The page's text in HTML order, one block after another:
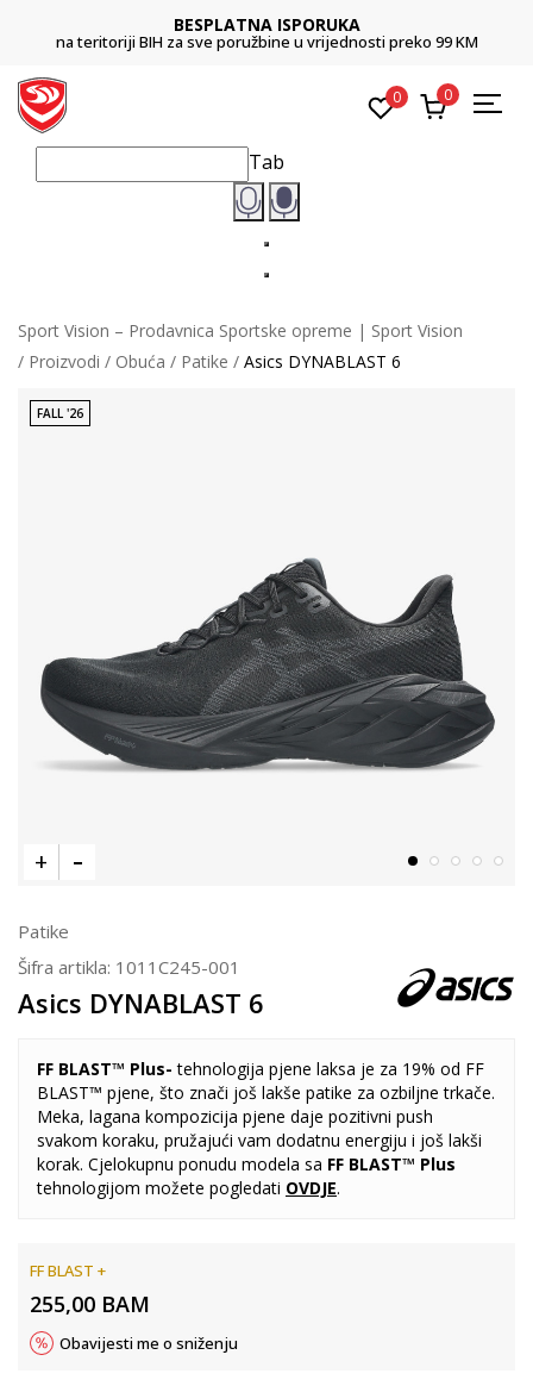
BESPLATNA ISPORUKA
na teritoriji BIH za sve poružbine u vrijednosti preko 99 KM
0 0
Tab
Sport Vision – Prodavnica Sportske opreme | Sport Vision
Proizvodi
Obuća Patike Asics DYNABLAST 6
FALL '26
Patike
Šifra artikla: 1011C245-001
Asics DYNABLAST 6
FF BLAST™ Plus- tehnologija pjene laksa je za 19% od FF
BLAST™ pjene, što znači još lakše patike za ozbiljne trkače.
Meka, lagana kompozicija pjene daje pozitivni push
svakom koraku, pružajući vam dodatnu energiju i još lakši
korak. Cjelokupnu ponudu modela sa FF BLAST™ Plus
tehnologijom možete pogledati OVDJE.
FF BLAST +
255,00 BAM
Obavijesti me o sniženju